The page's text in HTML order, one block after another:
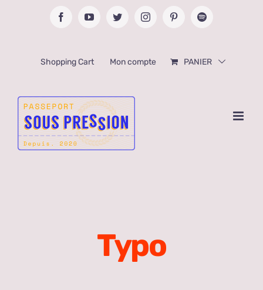
FacebookYouTubeTwitterInstagramPinterestSpotify
Shopping Cart Mon compte PANIER
Typo